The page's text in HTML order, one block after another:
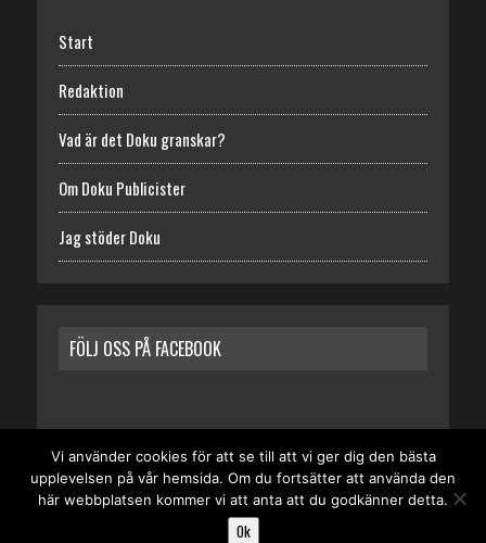
Start
Redaktion
Vad är det Doku granskar?
Om Doku Publicister
Jag stöder Doku
FÖLJ OSS PÅ FACEBOOK
START REDAKTION
VAD ÄR DET DOKU GRANSKAR?
OM DOKU PUBLICISTER
JAG STÖDER DOKU
Vi använder cookies för att se till att vi ger dig den bästa
upplevelsen på vår hemsida. Om du fortsätter att använda den
här webbplatsen kommer vi att anta att du godkänner detta.
Ok